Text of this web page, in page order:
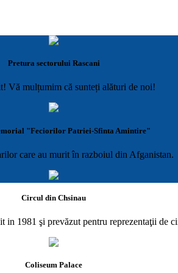
Pretura sectorului Rascani
Vă mulțumim că sunteți alături de noi!
"Feciorilor Patriei-Sfinta Amintire"
care au murit în razboiul din Afganistan.
Circul din Chsinau
in 1981 şi prevăzut pentru reprezentaţii de
Coliseum Palace